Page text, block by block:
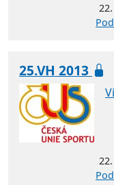
25.VH 2013